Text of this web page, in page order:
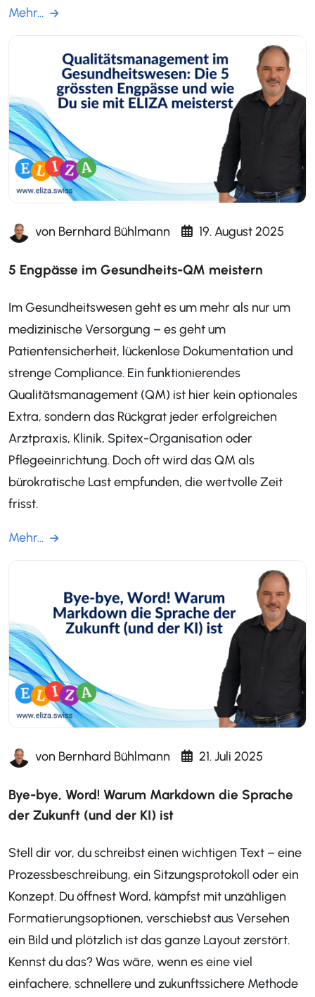
Mehr...
von Bernhard Bühlmann 19. August 2025
5 Engpässe im Gesundheits-QM meistern
Im Gesundheitswesen geht es um mehr als nur um
medizinische Versorgung – es geht um
Patientensicherheit, lückenlose Dokumentation und
strenge Compliance. Ein funktionierendes
Qualitätsmanagement (QM) ist hier kein optionales
Extra, sondern das Rückgrat jeder erfolgreichen
Arztpraxis, Klinik, Spitex-Organisation oder
Pflegeeinrichtung. Doch oft wird das QM als
bürokratische Last empfunden, die wertvolle Zeit
frisst.
Mehr...
von Bernhard Bühlmann 21. Juli 2025
Bye-bye, Word! Warum Markdown die Sprache
der Zukunft (und der KI) ist
Stell dir vor, du schreibst einen wichtigen Text – eine
Prozessbeschreibung, ein Sitzungsprotokoll oder ein
Konzept. Du öffnest Word, kämpfst mit unzähligen
Formatierungsoptionen, verschiebst aus Versehen
ein Bild und plötzlich ist das ganze Layout zerstört.
Kennst du das? Was wäre, wenn es eine viel
einfachere, schnellere und zukunftssichere Methode